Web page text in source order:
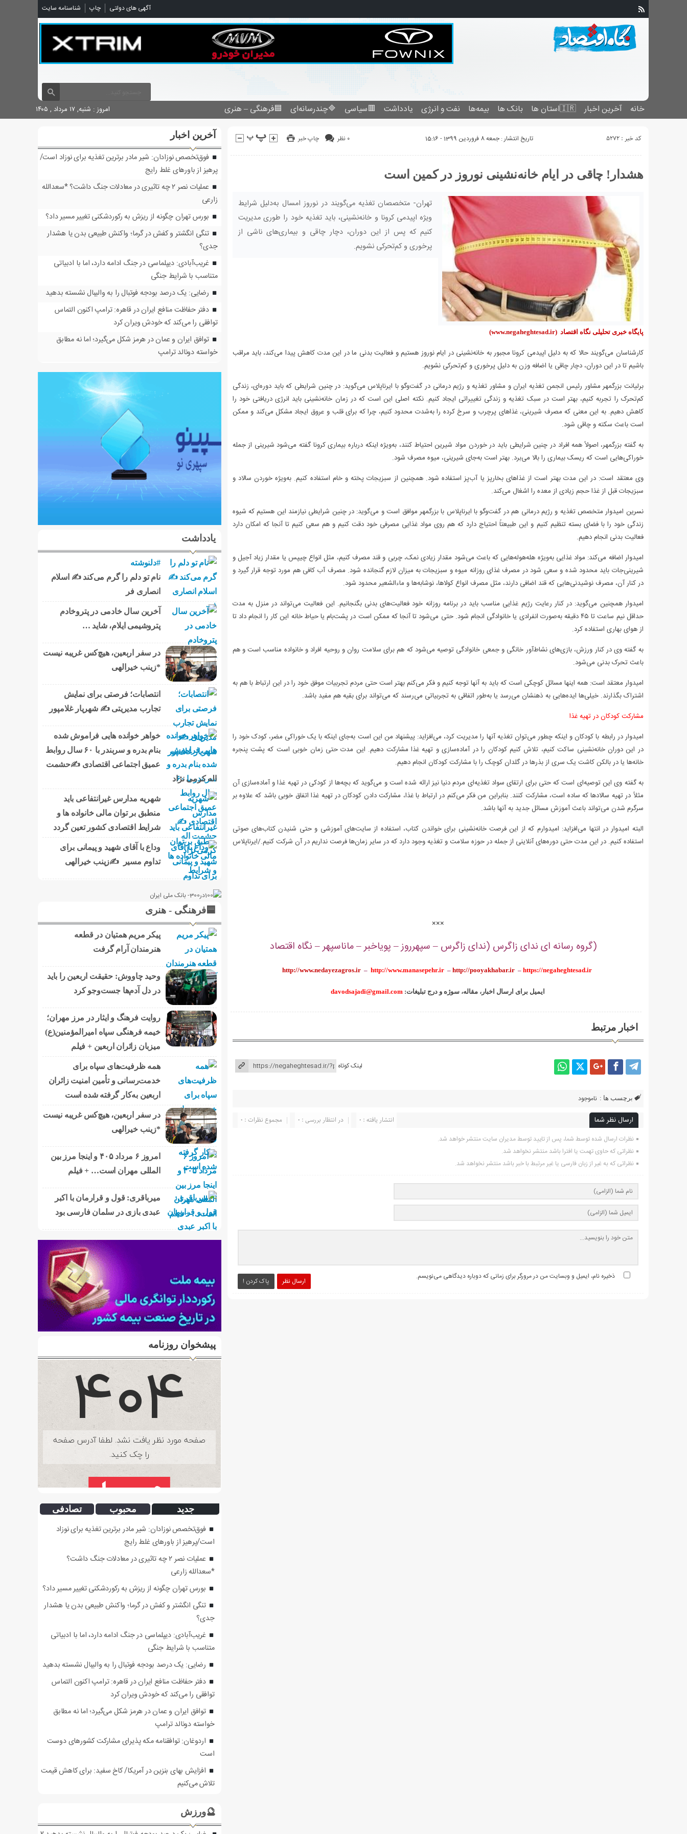
آگهی های دولتی چاپ شناسنامه سایت
خانه آخرین اخبار 🇮🇷استان ‌ها بانک ها بیمه‌ها نفت و انرژی یادداشت 🟥سیاسی 🔷چندرسانه‌ای 🟦فرهنگی – هنری امروز : شنبه, ۱۷ مرداد , ۱۴۰۵
کد خبر : 5272 تاریخ انتشار : جمعه 8 فروردین 1399 - 15:16 چاپ خبر ۰ نظر
هشدار! چاقی در ایام خانه‌نشینی نوروز در کمین است
تهران- متخصصان تغذیه می‌گویند در نوروز امسال به‌دلیل شرایط
ویژه اپیدمی کرونا و خانه‌نشینی، باید تغذیه خود را طوری مدیریت
کنیم که پس از این دوران، دچار چاقی و بیماری‌های ناشی از
پرخوری و کم‌تحرکی نشویم.
پایگاه خبری تحلیلی نگاه اقتصاد (www.negaheghtesad.ir)
کارشناسان می‌گویند حالا که به دلیل اپیدمی کرونا مجبور به خانه‌نشینی در ایام نوروز هستیم و فعالیت بدنی ما در این مدت کاهش پیدا می‌کند، باید مراقب
باشیم تا در این دوران، دچار چاقی یا اضافه وزن به دلیل پرخوری و کم‌تحرکی نشویم.
برلیانت بزرگمهر مشاور رئیس انجمن تغذیه ایران و مشاور تغذیه و رژیم درمانی در گفت‌وگو با ایرناپلاس می‌گوید: در چنین شرایطی که باید دوره‌ای، زندگی
کم‌تحرک را تجربه کنیم، بهتر است در سبک تغذیه و زندگی تغییراتی ایجاد کنیم. نکته اصلی این است که در زمان خانه‌نشینی باید انرژی دریافتی خود را
کاهش دهیم. به این معنی که مصرف شیرینی، غذاهای پرچرب و سرخ کرده را به‌شدت محدود کنیم، چرا که برای قلب و عروق ایجاد مشکل می‌کند و ممکن
است باعث سکته و چاقی شود.
به گفته بزرگمهر، اصولاً همه افراد در چنین شرایطی باید در خوردن مواد شیرین احتیاط کنند، به‌ویژه اینکه درباره بیماری کرونا گفته می‌شود شیرینی از جمله
خوراکی‌هایی است که ریسک بیماری را بالا می‌برد. بهتر است به‌جای شیرینی، میوه مصرف شود.
وی معتقد است: در این مدت بهتر است از غذاهای بخارپز یا آب‌پز استفاده شود. همچنین از سبزیجات پخته و خام استفاده کنیم. به‌ویژه خوردن سالاد و
سبزیجات قبل از غذا حجم زیادی از معده را اشغال می‌کند.
نسرین امیدوار متخصص تغذیه و رژیم درمانی هم در گفت‌وگو با ایرناپلاس با بزرگمهر موافق است و می‌گوید: در چنین شرایطی نیازمند این هستیم که شیوه
زندگی خود را با فضای بسته تنظیم کنیم و این طبیعتاً احتیاج دارد که هم روی مواد غذایی مصرفی خود دقت کنیم و هم سعی کنیم تا آنجا که امکان دارد
فعالیت بدنی انجام دهیم.
امیدوار اضافه می‌کند: مواد غذایی به‌ویژه هله‌هوله‌هایی که باعث می‌شود مقدار زیادی نمک، چربی و قند مصرف کنیم، مثل انواع چیپس یا مقدار زیاد آجیل و
شیرینی‌جات باید محدود شده و سعی شود در مصرف غذای روزانه میوه و سبزیجات به میزان لازم گنجانده شود. مصرف آب کافی هم مورد توجه قرار گیرد و
در کنار آن، مصرف نوشیدنی‌هایی که قند اضافی دارند، مثل مصرف انواع کولاها، نوشابه‌ها و ماءالشعیر محدود شود.
امیدوار همچنین می‌گوید: در کنار رعایت رژیم غذایی مناسب باید در برنامه روزانه خود فعالیت‌های بدنی بگنجانیم. این فعالیت می‌تواند در منزل به مدت
حداقل نیم ساعت تا ۴۵ دقیقه به‌صورت انفرادی یا خانوادگی انجام شود. حتی می‌شود تا آنجا که ممکن است در پشت‌بام یا حیاط خانه این کار را انجام داد تا
از هوای بهاری استفاده کرد.
به گفته وی در کنار ورزش، بازی‌های نشاط‌آور خانگی و جمعی خانوادگی توصیه می‌شود که هم برای سلامت روان و روحیه افراد و خانواده مناسب است و هم
باعث تحرک بدنی می‌شود.
امیدوار معتقد است: همه اینها مسائل کوچکی است که باید به آنها توجه کنیم و فکر می‌کنم بهتر است حتی مردم تجربیات موفق خود را در این ارتباط با هم به
اشتراک بگذارند. خیلی‌ها ایده‌هایی به ذهنشان می‌رسد یا به‌طور اتفاقی به تجربیاتی می‌رسند که می‌تواند برای بقیه هم مفید باشد.
مشارکت کودکان در تهیه غذا
امیدوار در رابطه با کودکان و اینکه چطور می‌توان تغذیه آنها را مدیریت کرد، می‌افزاید: پیشنهاد من این است به‌جای اینکه با یک خوراکی مضر، کودک خود را
در این دوران خانه‌نشینی ساکت کنیم، تلاش کنیم کودکان را در آماده‌سازی و تهیه غذا مشارکت دهیم. این مدت حتی زمان خوبی است که پشت پنجره
خانه‌ها یا در بالکن کاشت یک سری از بذرها در گلدان کوچک را با مشارکت کودکان انجام دهیم.
به گفته وی این توصیه‌ای است که حتی برای ارتقای سواد تغذیه‌ای مردم دنیا نیز ارائه شده است و می‌گوید که بچه‌ها از کودکی در تهیه غذا و آماده‌سازی آن
مثلاً در تهیه سالادها که ساده است، مشارکت کنند. بنابراین من فکر می‌کنم در ارتباط با غذا، مشارکت دادن کودکان در تهیه غذا اتفاق خوبی باشد که علاوه بر
سرگرم شدن می‌تواند باعث آموزش مسائل جدید به آنها باشد.
البته امیدوار در انتها می‌افزاید: امیدوارم که از این فرصت خانه‌نشینی برای خواندن کتاب، استفاده از سایت‌های آموزشی و حتی شنیدن کتاب‌های صوتی
استفاده کنیم. در این مدت حتی دوره‌های آنلاینی از جمله در حوزه سلامت و تغذیه وجود دارد که در سایر زمان‌ها فرصت نداریم در آن شرکت کنیم./ایرناپلاس
×××
(گروه رسانه ای ندای زاگرس (ندای زاگرس – سپهرروز – پویاخبر – ماناسپهر – نگاه اقتصاد
http://www.nedayezagros.ir –http://www.manasepehr.ir –http://pooyakhabar.ir – https://negaheghtesad.ir
davodsajadi@gmail.com :ایمیل برای ارسال اخبار، مقاله، سوژه و درج تبلیغات
اخبار مرتبط
لینک کوتاه
برچسب ها : ناموجود
ارسال نظر شما مجموع نظرات : 0 در انتظار بررسی : 0 انتشار یافته : ۰
نظرات ارسال شده توسط شما، پس از تایید توسط مدیران سایت منتشر خواهد شد.
نظراتی که حاوی تهمت یا افترا باشد منتشر نخواهد شد.
نظراتی که به غیر از زبان فارسی یا غیر مرتبط با خبر باشد منتشر نخواهد شد.
ارسال نظر پاک کردن ! ذخیره نام، ایمیل و وبسایت من در مرورگر برای زمانی که دوباره دیدگاهی می‌نویسم.
آخرین اخبار
فوق‌تخصص نوزادان: شیر مادر برترین تغذیه برای نوزاد است/
پرهیز از باورهای غلط رایج
عملیات نصر ۲ چه تاثیری در معادلات جنگ داشت؟ *سعدالله
زارعی
بورس تهران چگونه از ریزش به رکوردشکنی تغییر مسیر داد؟
تنگی انگشتر و کفش در گرما؛ واکنش طبیعی بدن یا هشدار
جدی؟
غریب‌آبادی: دیپلماسی در جنگ ادامه دارد، اما با ادبیاتی
متناسب با شرایط جنگی
رضایی: یک درصد بودجه فوتبال را به والیبال نشسته بدهید
دفتر حفاظت منافع ایران در قاهره: ترامپ اکنون التماس
توافقی را می‌کند که خودش ویران کرد
توافق ایران و عمان در هرمز شکل می‌گیرد؛ اما نه مطابق
خواسته دونالد ترامپ
یادداشت
#دلنوشته
نام تو دلم را گرم می‌کند ✍️ اسلام
انصاری فر
آخرین سال خادمی در پتروخادم
پتروشیمی ایلام، شاید …
در سفر اربعین، هیچ‌کس غریبه نیست
*زینب خیرالهی
انتصابات؛ فرصتی برای نمایش
تجارب مدیریتی ✍ شهریار غلامپور
خواهر خوانده هایی فراموش شده
بنام بدره و سربندر با ۶۰ سال روابط
عمیق اجتماعی اقتصادی ✍حشمت
اله کرمی نژاد
شهریه مدارس غیرانتفاعی باید
منطبق بر توان مالی خانواده ها و
شرایط اقتصادی کشور تعین گردد
وداع با آقای شهید و پیمانی برای
تداوم مسیر ✍زینب خیرالهی
🟦فرهنگی - هنری
پیکر مریم همتیان در قطعه
هنرمندان آرام گرفت
وحید چاووش: حقیقت اربعین را باید
در دل آدم‌ها جست‌وجو کرد
روایت فرهنگ و ایثار در مرز مهران؛
خیمه فرهنگی سپاه امیرالمؤمنین(ع)
میزبان زائران اربعین + فیلم
همه ظرفیت‌های سپاه برای
خدمت‌رسانی و تأمین امنیت زائران
اربعین به‌کار گرفته شده است
در سفر اربعین، هیچ‌کس غریبه نیست
*زینب خیرالهی
امروز ۶ مرداد ۴۰۵ و اینجا مرز بین
المللی مهران است… + فیلم
میرباقری: قول و قرارمان با اکبر
عبدی بازی در سلمان فارسی بود
پیشخوان روزنامه
جدید محبوب تصادفی
فوق‌تخصص نوزادان: شیر مادر برترین تغذیه برای نوزاد
است/پرهیز از باورهای غلط رایج
عملیات نصر ۲ چه تاثیری در معادلات جنگ داشت؟
*سعدالله زارعی
بورس تهران چگونه از ریزش به رکوردشکنی تغییر مسیر داد؟
تنگی انگشتر و کفش در گرما؛ واکنش طبیعی بدن یا هشدار
جدی؟
غریب‌آبادی: دیپلماسی در جنگ ادامه دارد، اما با ادبیاتی
متناسب با شرایط جنگی
رضایی: یک درصد بودجه فوتبال را به والیبال نشسته بدهید
دفتر حفاظت منافع ایران در قاهره: ترامپ اکنون التماس
توافقی را می‌کند که خودش ویران کرد
توافق ایران و عمان در هرمز شکل می‌گیرد؛ اما نه مطابق
خواسته دونالد ترامپ
اردوغان: توافقنامه مکه پذیرای مشارکت کشورهای دوست
است
افزایش بهای بنزین در آمریکا/ کاخ سفید: برای کاهش قیمت
تلاش می‌کنیم
🔮ورزش